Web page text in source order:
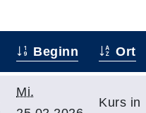
Beginn Ort
Mi.
Kurs in